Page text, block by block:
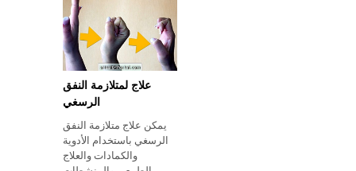
علاج لمتلازمة النفق
الرسغي
يمكن علاج متلازمة النفق
الرسغي باستخدام الأدوية
والكمادات والعلاج